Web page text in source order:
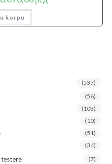
cena
bila:
рсд.
cena
korpu
(537)
(56)
(103)
(10)
(51)
(34)
(7)